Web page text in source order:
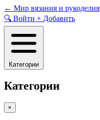
Skip
to
content
← Мир вязания и рукоделия
🔍 Войти + Добавить
Категории
Категории
×